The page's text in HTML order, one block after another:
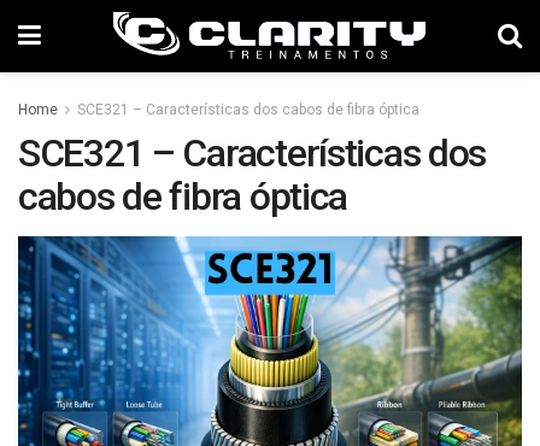
Home SCE321 – Características dos cabos de fibra óptica
SCE321 – Características dos
cabos de fibra óptica